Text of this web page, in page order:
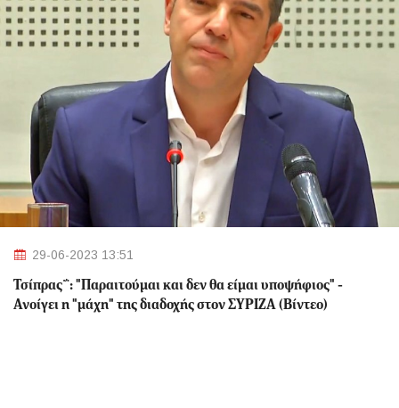
29-06-2023 13:51
Τσίπρας΅: "Παραιτούμαι και δεν θα είμαι υποψήφιος" -
Ανοίγει η "μάχη" της διαδοχής στον ΣΥΡΙΖΑ (Βίντεο)